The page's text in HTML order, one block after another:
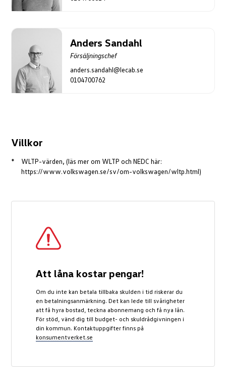
Anders Sandahl
Försäljningschef
anders.sandahl@lecab.se
0104700762
Villkor
WLTP-värden, (läs mer om WLTP och NEDC här:
https://www.volkswagen.se/sv/om-volkswagen/wltp.html)
Att låna kostar pengar!
Om du inte kan betala tillbaka skulden i tid riskerar du
en betalningsanmärkning. Det kan lede till svårigheter
att få hyra bostad, teckna abonnemang och få nya lån.
För stöd, vänd dig till budget- och skuldrådgivningen i
din kommun. Kontaktuppgifter finns på
konsumentverket.se